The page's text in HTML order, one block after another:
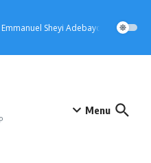
Sheyi Adebayor offre 10
Menu